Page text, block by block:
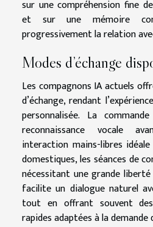
sur une compréhension fine
et sur une mémoire
progressivement la relation
Modes d’échange
Les compagnons IA actuels
d’échange, rendant
personnalisée. La
reconnaissance vocale
interaction mains-libres
domestiques, les séances de
nécessitant une grande
facilite un dialogue naturel
tout en offrant souvent des
rapides adaptées à la demande